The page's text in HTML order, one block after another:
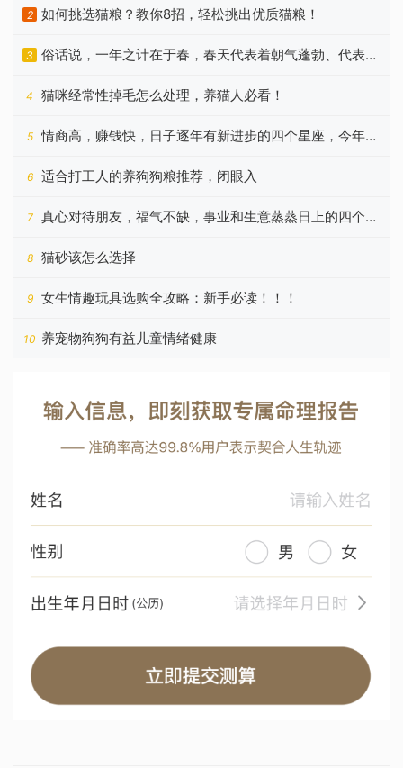
2 如何挑选猫粮？教你8招，轻松挑出优质猫粮！
3
俗话说，一年之计在于春，春天代表着朝气蓬勃、代表着
希望
4 猫咪经常性掉毛怎么处理，养猫人必看！
5
情商高，赚钱快，日子逐年有新进步的四个星座，今年更
好
6 适合打工人的养狗狗粮推荐，闭眼入
7
真心对待朋友，福气不缺，事业和生意蒸蒸日上的四个星
座
8 猫砂该怎么选择
9 女生情趣玩具选购全攻略：新手必读！！！
10 养宠物狗狗有益儿童情绪健康